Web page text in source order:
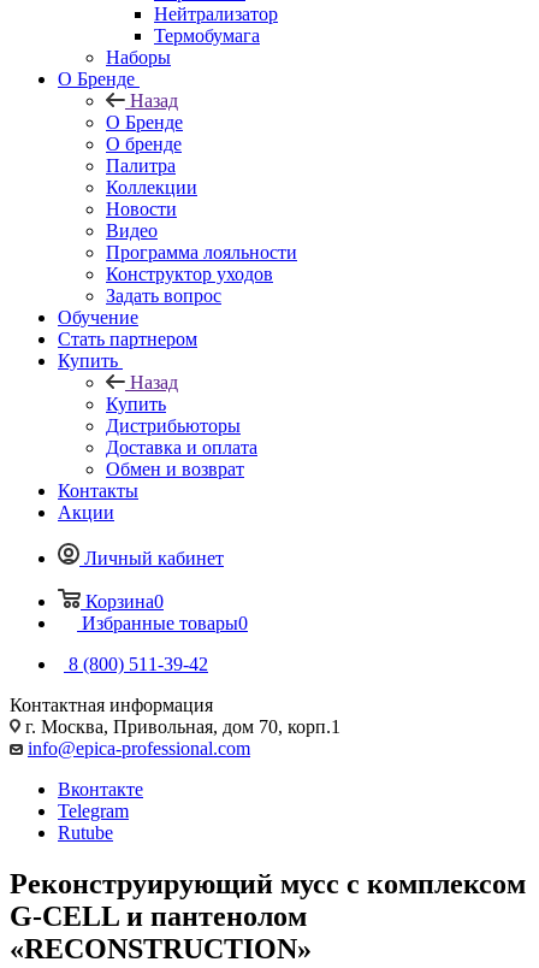
Нейтрализатор
Термобумага
Наборы
О Бренде
Назад
О Бренде
О бренде
Палитра
Коллекции
Новости
Видео
Программа лояльности
Конструктор уходов
Задать вопрос
Обучение
Стать партнером
Купить
Назад
Купить
Дистрибьюторы
Доставка и оплата
Обмен и возврат
Контакты
Акции
Личный кабинет
Корзина0
Избранные товары0
8 (800) 511-39-42
Контактная информация
г. Москва, Привольная, дом 70, корп.1
info@epica-professional.com
Вконтакте
Telegram
Rutube
Реконструирующий мусс с комплексом
G-CELL и пантенолом
«RECONSTRUCTION»